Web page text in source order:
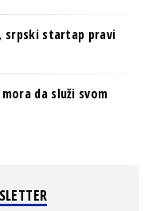
srpski startap pravi
da služi svom